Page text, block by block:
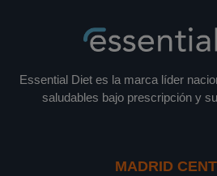
Essential Diet es la marca líder
saludables bajo prescripción y
MADRID